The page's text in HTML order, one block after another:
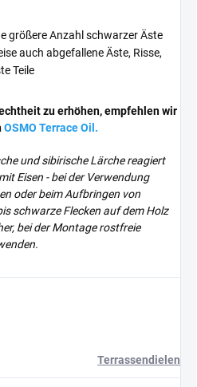
größere Anzahl schwarzer Äste
auch abgefallene Äste, Risse,
Teile
zu erhöhen, empfehlen wir
OSMO Terrace Oil.
und sibirische Lärche reagiert
Eisen - bei der Verwendung
oder beim Aufbringen von
schwarze Flecken auf dem Holz
bei der Montage rostfreie
Terrassendielen